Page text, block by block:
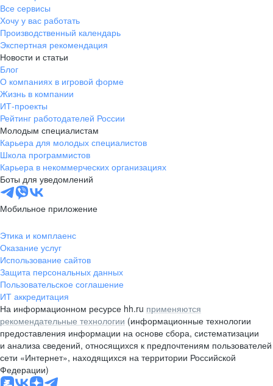
Все сервисы
Хочу у вас работать
Производственный календарь
Экспертная рекомендация
Новости и статьи
Блог
О компаниях в игровой форме
Жизнь в компании
ИТ-проекты
Рейтинг работодателей России
Молодым специалистам
Карьера для молодых специалистов
Школа программистов
Карьера в некоммерческих организациях
Боты для уведомлений
Мобильное приложение
Этика и комплаенс
Оказание услуг
Использование сайтов
Защита персональных данных
Пользовательское соглашение
ИТ аккредитация
На информационном ресурсе hh.ru применяются
рекомендательные технологии (информационные технологии
предоставления информации на основе сбора, систематизации
и анализа сведений, относящихся к предпочтениям пользователей
сети «Интернет», находящихся на территории Российской
Федерации)